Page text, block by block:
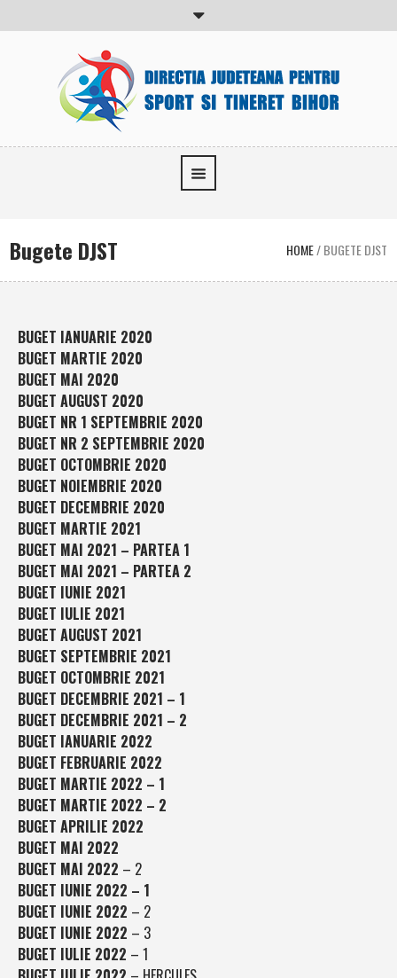
Bugete DJST HOME/BUGETE DJST
BUGET IANUARIE 2020
BUGET MARTIE 2020
BUGET MAI 2020
BUGET AUGUST 2020
BUGET NR 1 SEPTEMBRIE 2020
BUGET NR 2 SEPTEMBRIE 2020
BUGET OCTOMBRIE 2020
BUGET NOIEMBRIE 2020
BUGET DECEMBRIE 2020
BUGET MARTIE 2021
BUGET MAI 2021 – PARTEA 1
BUGET MAI 2021 – PARTEA 2
BUGET IUNIE 2021
BUGET IULIE 2021
BUGET AUGUST 2021
BUGET SEPTEMBRIE 2021
BUGET OCTOMBRIE 2021
BUGET DECEMBRIE 2021 – 1
BUGET DECEMBRIE 2021 – 2
BUGET IANUARIE 2022
BUGET FEBRUARIE 2022
BUGET MARTIE 2022 – 1
BUGET MARTIE 2022 – 2
BUGET APRILIE 2022
BUGET MAI 2022
BUGET MAI 2022 – 2
BUGET IUNIE 2022 – 1
BUGET IUNIE 2022 – 2
BUGET IUNIE 2022 – 3
BUGET IULIE 2022 – 1